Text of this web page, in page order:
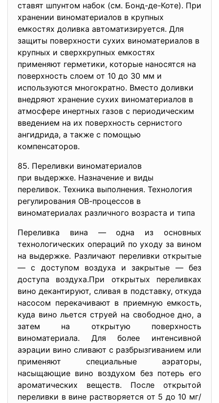
ставят шпунтом набок (см. Бонд-де-Коте). При
хранении виноматериалов в крупных
емкостях доливка автоматизируется. Для
защиты поверхности сухих виноматериалов в
крупных и сверхкрупных емкостях
применяют герметики, которые наносятся на
поверхность слоем от 10 до 30 мм и
используются многократно. Вместо доливки
внедряют хранение сухих виноматериалов в
атмосфере инертных газов с периодическим
введением на их поверхность сернистого
ангидрида, а также с помощью
компенсаторов.
85. Переливки виноматериалов
при выдержке. Назначение и виды
переливок. Техника выполнения. Технология
регулирования ОВ-процессов в
виноматериалах различного возраста и типа
Переливка вина — одна из основных
технологических операций по уходу за вином
на выдержке. Различают переливки открытые
— с доступом воздуха и закрытые — без
доступа воздуха.При открытых переливках
вино декантируют, сливая в подставку, откуда
насосом перекачивают в приемную емкость,
куда вино льется струей на свободное дно, а
затем на открытую поверхность
виноматериала. Для более интенсивной
аэрации вино сливают с разбрызгиванием или
применяют специальные аэраторы,
насыщающие вино воздухом без потерь его
ароматических веществ. После открытой
переливки в вине растворяется от 5 до 10 мг/